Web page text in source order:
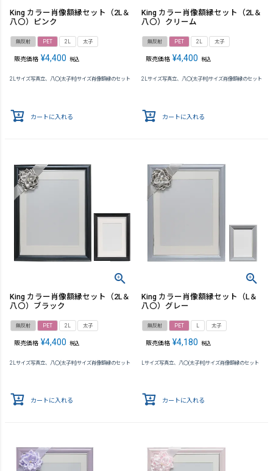
King カラー肖像額縁セット（2L＆
八〇）ピンク
無反射 PET 2L 太子
販売価格 ¥4,400 税込
2Lサイズ写真立、八〇(太子判)サイズ肖像額縁のセット
カートに入れる
King カラー肖像額縁セット（2L＆
八〇）クリーム
無反射 PET 2L 太子
販売価格 ¥4,400 税込
2Lサイズ写真立、八〇(太子判)サイズ肖像額縁のセット
カートに入れる
King カラー肖像額縁セット（2L＆
八〇）ブラック
無反射 PET 2L 太子
販売価格 ¥4,400 税込
2Lサイズ写真立、八〇(太子判)サイズ肖像額縁のセット
カートに入れる
King カラー肖像額縁セット（L＆
八〇）グレー
無反射 PET L 太子
販売価格 ¥4,180 税込
Lサイズ写真立、八〇(太子判)サイズ肖像額縁のセット
カートに入れる